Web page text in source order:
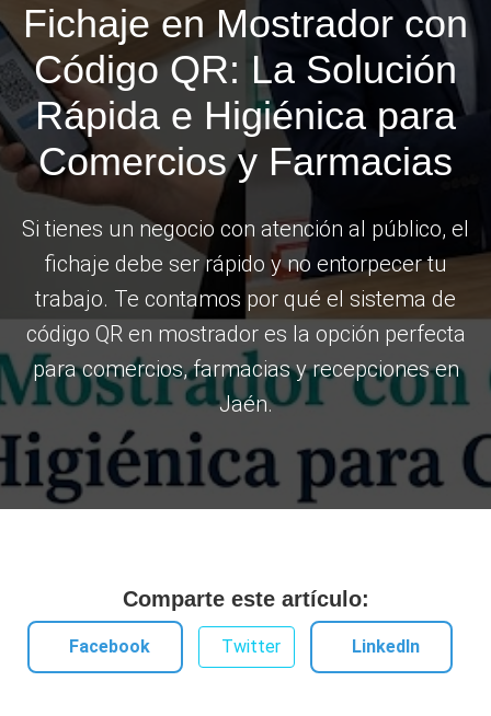
Fichaje en Mostrador con
Código QR: La Solución
Rápida e Higiénica para
Comercios y Farmacias
Si tienes un negocio con atención al público, el
fichaje debe ser rápido y no entorpecer tu
trabajo. Te contamos por qué el sistema de
código QR en mostrador es la opción perfecta
para comercios, farmacias y recepciones en
Jaén.
Comparte este artículo:
Facebook Twitter LinkedIn